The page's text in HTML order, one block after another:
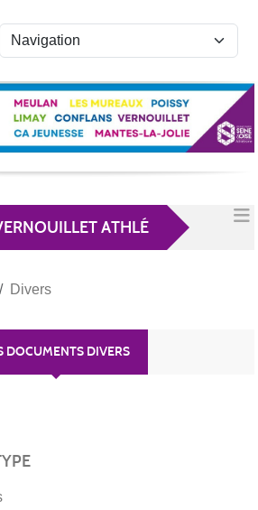
ATHLÉ
Divers
DOCUMENTS DIVERS
cookies